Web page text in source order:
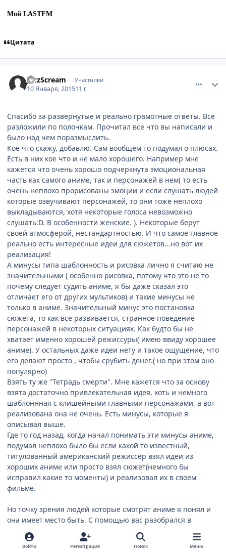
Мой LASTFM
Цитата
JazzScream Участники
10 Января, 201511 г
Спасибо за развернутые и реально грамотные ответы. Все
разложили по полочкам. Прочитал все что вы написали и
было над чем поразмыслить.
Кое что скажу, добавлю. Сам вообщем то подумал о плюсах.
Есть в них кое что и не мало хорошего. Например мне
кажется что очень хорошо подчеркнута эмоциональная
часть как самого аниме, так и персонажей в нем( то есть
очень неплохо прорисованы эмоции и если слушать людей
которые озвучивают персонажей, то они тоже неплохо
выкладываются, хотя некоторые голоса невозможно
слушать:D. В особенности женские. ). Некоторые берут
своей атмосферой, нестандартностью. И что самое главное
реально есть интересные идеи для сюжетов...но вот их
реализация!
А минусы типа шаблонность и рисовка лично я считаю не
значительными ( особенно рисовка, потому что это не то
почему следует судить аниме, я бы даже сказал это
отличает его от других мультиков) и такие минусы не
только в аниме. Значительный минус это постановка
сюжета, то как все развивается, странное поведение
персонажей в некоторых ситуациях. Как будто бы не
хватает именно хорошей режиссуры( имею ввиду хорошее
аниме). У остальных даже идеи нету и такое ощущение, что
его делают просто , чтобы срубить денег.( но при этом оно
популярно)
Взять ту же "Тетрадь смерти". Мне кажется что за основу
взята достаточно привлекательная идея, хоть и немного
шаблоннная с клишейными главными персонажами, а вот
реализована она не очень. Есть минусы, которые я
описывал выше.
Где то год назад, когда начал понимать эти минусы аниме,
подумал неплохо было бы если какой то известный,
титулованный американский режиссер взял идеи из
хороших аниме или просто взял сюжет(немного бы
исправил какие то моменты) и реализовал их в своем
фильме.
Но точку зрения людей которые смотрят аниме я понял и
она имеет место быть. С помощью вас разобрался в
некоторых моментах :)
Вообщем для себя понял, что когда я начинал смотреть
Войти Регистрация Поиск Меню